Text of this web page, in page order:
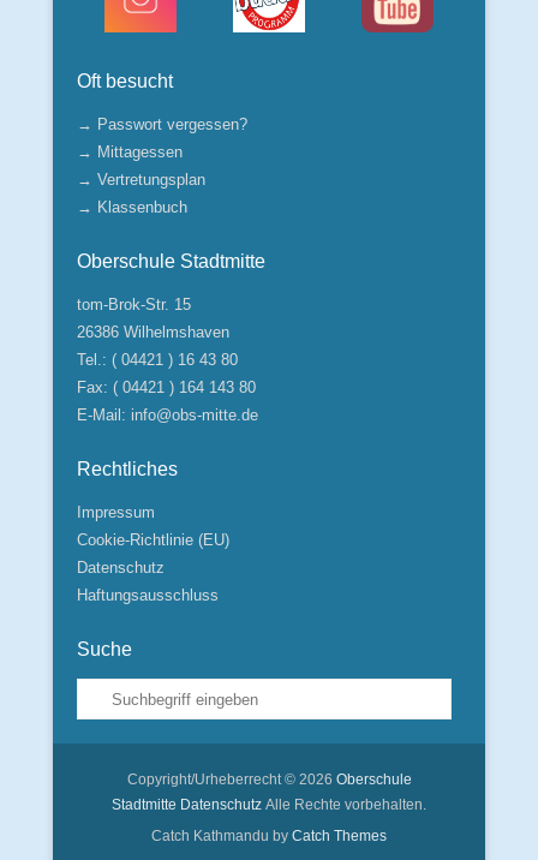
Oft besucht
→ Passwort vergessen?
→ Mittagessen
→ Vertretungsplan
→ Klassenbuch
Oberschule Stadtmitte
tom-Brok-Str. 15
26386 Wilhelmshaven
Tel.: ( 04421 ) 16 43 80
Fax: ( 04421 ) 164 143 80
E-Mail: info@obs-mitte.de
Rechtliches
Impressum
Cookie-Richtlinie (EU)
Datenschutz
Haftungsausschluss
Suche
Suche
Copyright/Urheberrecht © 2026 Oberschule
Stadtmitte Datenschutz Alle Rechte vorbehalten.
Catch Kathmandu by Catch Themes